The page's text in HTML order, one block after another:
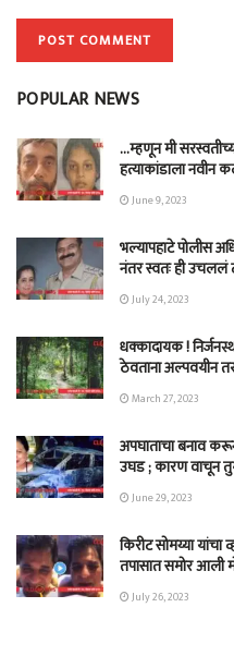
POPULAR NEWS
…म्हणून मी
हत्याकांडाला नवीन
June 9, 2023
भल्यापहाटे पोलीस
नंतर स्वतः ही
July 24, 2023
धक्कादायक !
ठेवताना अल्पवयीन
March 27, 2023
अपघाताचा बनाव
उघड ; कारण वाचून
June 29, 2023
किरीट सोमय्या यांचा
तपासात समोर आली
July 26, 2023